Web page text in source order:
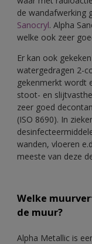
de wandafwerking
Sanocryl. Alpha
welke ook zeer
Er kan ook
watergedragen 2-
gekenmerkt wordt
stoot- en
zeer goed
(ISO 8690). In
wanden, vloeren
meeste van deze
Welke
de muur?
Alpha Metallic is